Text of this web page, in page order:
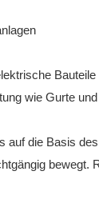
Bauteile
wie Gurte
auf die Basis
bewegt.